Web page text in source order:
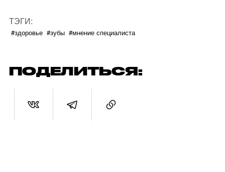
ТЭГИ:
#здоровье #зубы #мнение специалиста
ПОДЕЛИТЬСЯ: